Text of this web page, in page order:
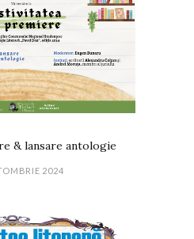
& lansare antologie
2024